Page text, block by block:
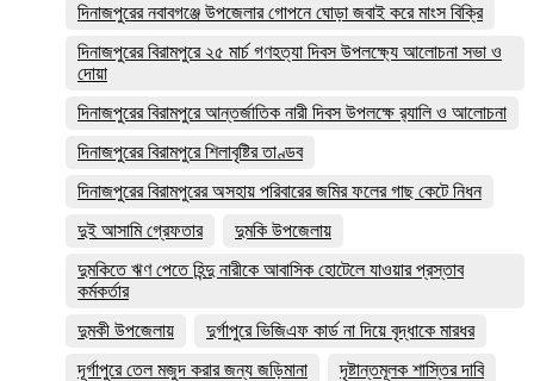
দিনাজপুরের নবাবগঞ্জে উপজেলার গোপনে ঘোড়া জবাই করে মাংস বিক্রি
দিনাজপুরের ‎বিরামপুরে ২৫ মার্চ গণহত্যা দিবস উপলক্ষ্যে আলোচনা সভা ও
দোয়া
দিনাজপুরের বিরামপুরে আন্তর্জাতিক নারী দিবস উপলক্ষে র‍্যালি ও আলোচনা
দিনাজপুরের বিরামপুরে শিলাবৃষ্টির তাণ্ডব
দিনাজপুরের বিরামপুরের অসহায় পরিবারের জমির ফলের গাছ কেটে নিধন
দুই আসামি গ্রেফতার
দুমকি উপজেলায়
দুমকিতে ঋণ পেতে হিন্দু নারীকে আবাসিক হোটেলে যাওয়ার প্রস্তাব
কর্মকর্তার
দুমকী উপজেলায়
দুর্গাপুরে ভিজিএফ কার্ড না দিয়ে বৃদ্ধাকে মারধর
দূর্গাপুরে তেল মজুদ করার জন্য জড়িমানা
দৃষ্টান্তমূলক শাস্তির দাবি